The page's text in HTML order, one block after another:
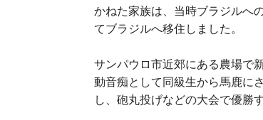
かねた家族は、当時ブラジルへ
てブラジルへ移住しました。
サンパウロ市近郊にある農場で
動音痴として同級生から馬鹿に
し、砲丸投げなどの大会で優勝